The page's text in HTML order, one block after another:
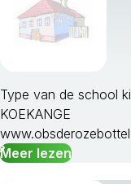
Type van de school
KOEKANGE
Meer lezen